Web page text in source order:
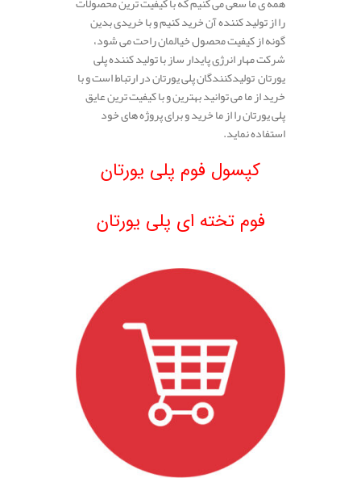
را از تولید کننده آن خرید کنیم و با خریدی بدین
گونه از کیفیت محصول خیالمان راحت می شود،
شرکت مهار انرژی پایدار ساز با تولید کننده پلی
یورتان تولیدکنندگان پلی یورتان در ارتباط است و با
خرید از ما می توانید بهترین و با کیفیت ترین عایق
پلی یورتان را از ما خرید و برای پروژه های خود
استفاده نماید.
کپسول فوم پلی یورتان
فوم تخته ای پلی یورتان